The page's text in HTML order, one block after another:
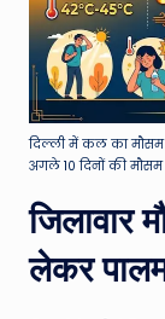
दिल्ली में कल का मौसम
अगले 10 दिनों की मौसम
जिलावार
लेकर